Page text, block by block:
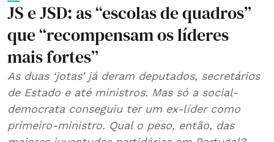
JS e JSD: as “escolas de quadros”
que “recompensam os líderes
mais fortes”
As duas ‘jotas’ já deram deputados, secretários
de Estado e até ministros. Mas só a social-
democrata conseguiu ter um ex-líder como
primeiro-ministro. Qual o peso, então, das